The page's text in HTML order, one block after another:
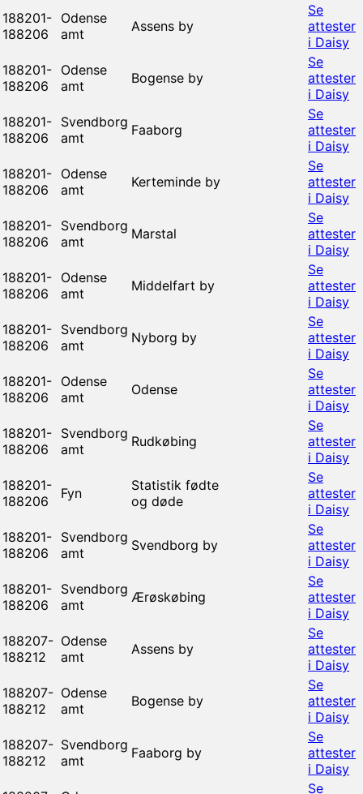
188201-
188206
Odense
amt
Assens by
Se
attester
i Daisy
188201-
188206
Odense
amt
Bogense by
Se
attester
i Daisy
188201-
188206
Svendborg
amt
Faaborg
Se
attester
i Daisy
188201-
188206
Odense
amt
Kerteminde by
Se
attester
i Daisy
188201-
188206
Svendborg
amt
Marstal
Se
attester
i Daisy
188201-
188206
Odense
amt
Middelfart by
Se
attester
i Daisy
188201-
188206
Svendborg
amt
Nyborg by
Se
attester
i Daisy
188201-
188206
Odense
amt
Odense
Se
attester
i Daisy
188201-
188206
Svendborg
amt
Rudkøbing
Se
attester
i Daisy
188201-
188206
Fyn
Statistik fødte
og døde
Se
attester
i Daisy
188201-
188206
Svendborg
amt
Svendborg by
Se
attester
i Daisy
188201-
188206
Svendborg
amt
Ærøskøbing
Se
attester
i Daisy
188207-
188212
Odense
amt
Assens by
Se
attester
i Daisy
188207-
188212
Odense
amt
Bogense by
Se
attester
i Daisy
188207-
188212
Svendborg
amt
Faaborg by
Se
attester
i Daisy
Se